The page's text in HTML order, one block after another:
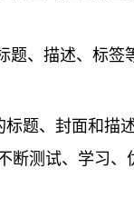
、描述、标签
题、封面和描
断测试、学习、